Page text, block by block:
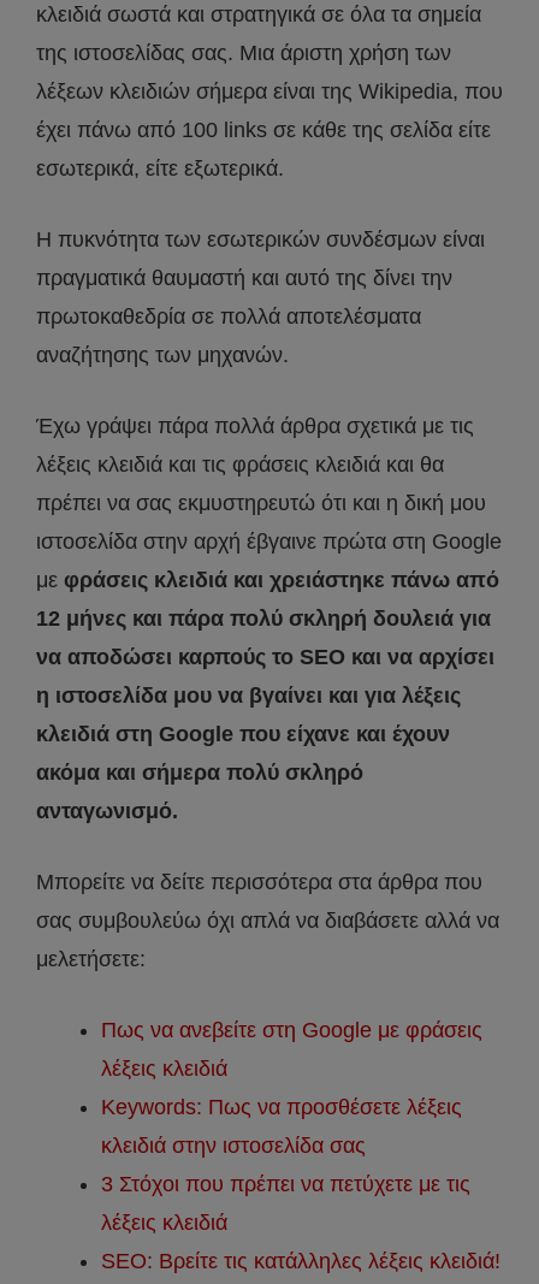
κλειδιά σωστά και στρατηγικά σε όλα τα σημεία
της ιστοσελίδας σας. Μια άριστη χρήση των
λέξεων κλειδιών σήμερα είναι της Wikipedia, που
έχει πάνω από 100 links σε κάθε της σελίδα είτε
εσωτερικά, είτε εξωτερικά.
Η πυκνότητα των εσωτερικών συνδέσμων είναι
πραγματικά θαυμαστή και αυτό της δίνει την
πρωτοκαθεδρία σε πολλά αποτελέσματα
αναζήτησης των μηχανών.
Έχω γράψει πάρα πολλά άρθρα σχετικά με τις
λέξεις κλειδιά και τις φράσεις κλειδιά και θα
πρέπει να σας εκμυστηρευτώ ότι και η δική μου
ιστοσελίδα στην αρχή έβγαινε πρώτα στη Google
με φράσεις κλειδιά και χρειάστηκε πάνω από
12 μήνες και πάρα πολύ σκληρή δουλειά για
να αποδώσει καρπούς το SEO και να αρχίσει
η ιστοσελίδα μου να βγαίνει και για λέξεις
κλειδιά στη Google που είχανε και έχουν
ακόμα και σήμερα πολύ σκληρό
ανταγωνισμό.
Μπορείτε να δείτε περισσότερα στα άρθρα που
σας συμβουλεύω όχι απλά να διαβάσετε αλλά να
μελετήσετε:
Πως να ανεβείτε στη Google με φράσεις
λέξεις κλειδιά
Keywords: Πως να προσθέσετε λέξεις
κλειδιά στην ιστοσελίδα σας
3 Στόχοι που πρέπει να πετύχετε με τις
λέξεις κλειδιά
SEO: Βρείτε τις κατάλληλες λέξεις κλειδιά!